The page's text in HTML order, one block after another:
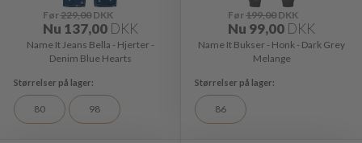
Før229,00DKK
Nu 137,00 DKK
Name It Jeans Bella - Hjerter -
Denim Blue Hearts
80 98
Før199,00 DKK
Nu 99,00 DKK
Name It Bukser - Honk - Dark Grey
Melange
86